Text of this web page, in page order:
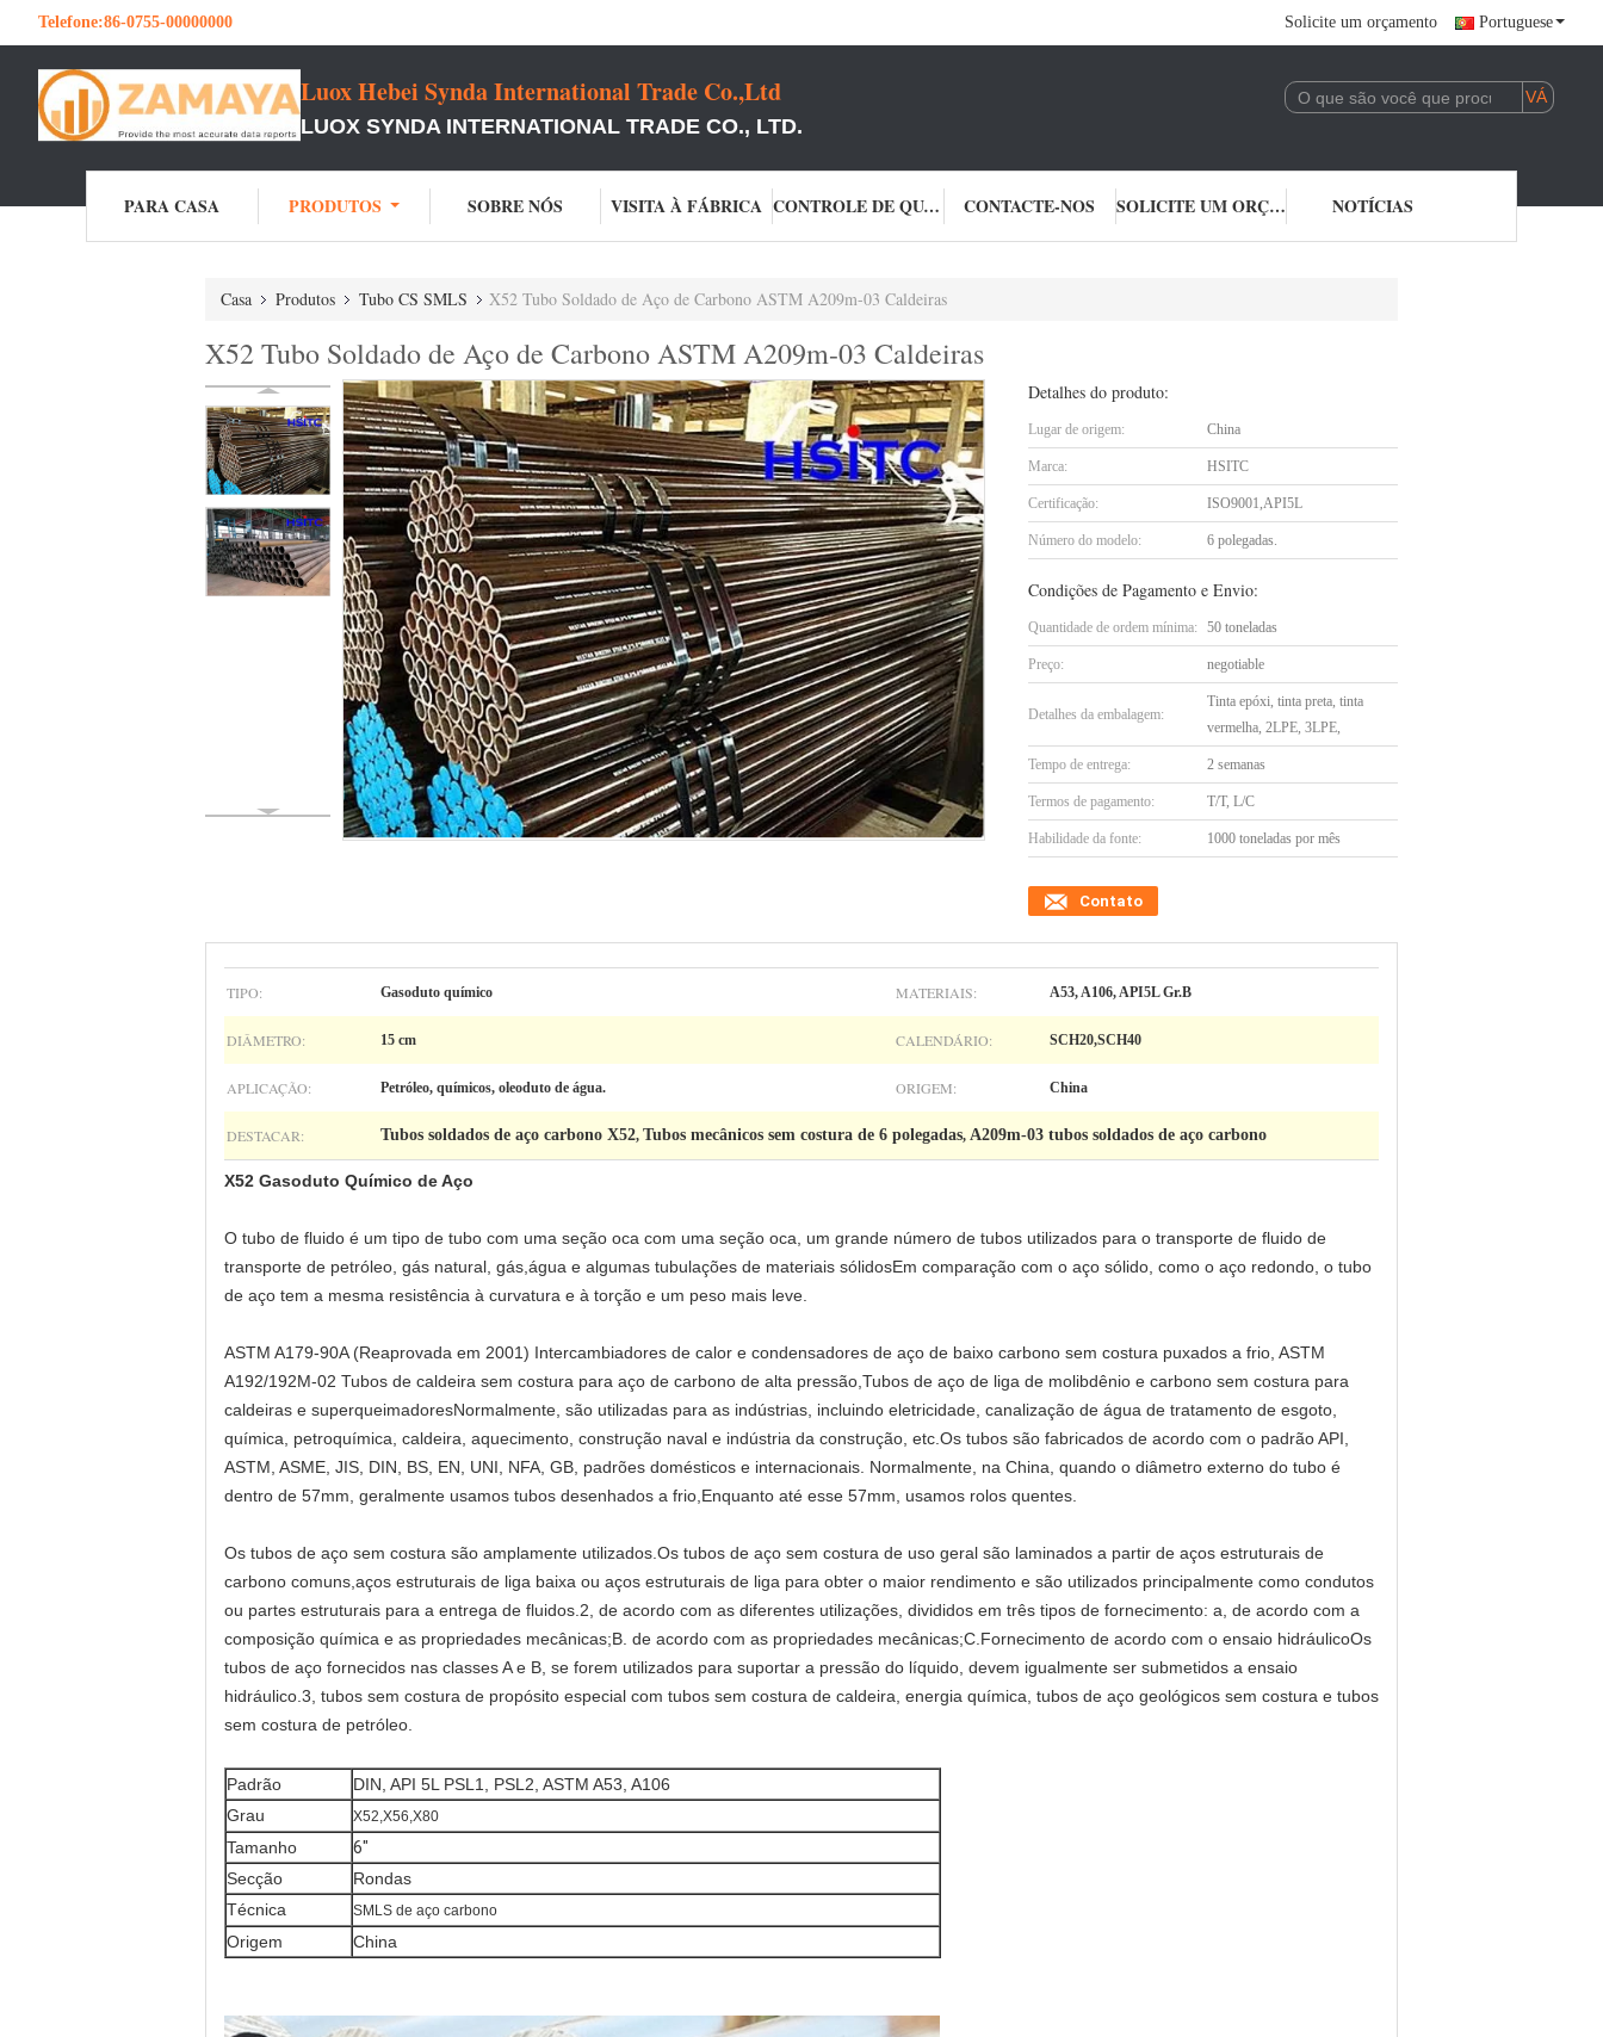
Telefone:86-0755-00000000 Solicite um orçamento Portuguese
Luox Hebei Synda International Trade Co.,Ltd
LUOX SYNDA INTERNATIONAL TRADE CO., LTD.
PARA CASA PRODUTOS SOBRE NÓS VISITA À FÁBRICA CONTROLE DE QUALIDADE CONTACTE-NOS SOLICITE UM ORÇAMENTO NOTÍCIAS
Casa Produtos Tubo CS SMLS X52 Tubo Soldado de Aço de Carbono ASTM A209m-03 Caldeiras
X52 Tubo Soldado de Aço de Carbono ASTM A209m-03 Caldeiras
Detalhes do produto:
Lugar de origem: China
Marca: HSITC
Certificação: ISO9001,API5L
Número do modelo: 6 polegadas.
Condições de Pagamento e Envio:
Quantidade de ordem mínima: 50 toneladas
Preço: negotiable
Detalhes da embalagem:
Tinta epóxi, tinta preta, tinta
vermelha, 2LPE, 3LPE,
Tempo de entrega: 2 semanas
Termos de pagamento: T/T, L/C
Habilidade da fonte: 1000 toneladas por mês
Contato
TIPO: Gasoduto químico MATERIAIS: A53, A106, API5L Gr.B
DIÂMETRO: 15 cm CALENDÁRIO: SCH20,SCH40
APLICAÇÃO: Petróleo, químicos, oleoduto de água. ORIGEM: China
DESTACAR: Tubos soldados de aço carbono X52, Tubos mecânicos sem costura de 6 polegadas, A209m-03 tubos soldados de aço carbono
X52 Gasoduto Químico de Aço
O tubo de fluido é um tipo de tubo com uma seção oca com uma seção oca, um grande número de tubos utilizados para o transporte de fluido de
transporte de petróleo, gás natural, gás,água e algumas tubulações de materiais sólidosEm comparação com o aço sólido, como o aço redondo, o tubo
de aço tem a mesma resistência à curvatura e à torção e um peso mais leve.
ASTM A179-90A (Reaprovada em 2001) Intercambiadores de calor e condensadores de aço de baixo carbono sem costura puxados a frio, ASTM
A192/192M-02 Tubos de caldeira sem costura para aço de carbono de alta pressão,Tubos de aço de liga de molibdênio e carbono sem costura para
caldeiras e superqueimadoresNormalmente, são utilizadas para as indústrias, incluindo eletricidade, canalização de água de tratamento de esgoto,
química, petroquímica, caldeira, aquecimento, construção naval e indústria da construção, etc.Os tubos são fabricados de acordo com o padrão API,
ASTM, ASME, JIS, DIN, BS, EN, UNI, NFA, GB, padrões domésticos e internacionais. Normalmente, na China, quando o diâmetro externo do tubo é
dentro de 57mm, geralmente usamos tubos desenhados a frio,Enquanto até esse 57mm, usamos rolos quentes.
Os tubos de aço sem costura são amplamente utilizados.Os tubos de aço sem costura de uso geral são laminados a partir de aços estruturais de
carbono comuns,aços estruturais de liga baixa ou aços estruturais de liga para obter o maior rendimento e são utilizados principalmente como condutos
ou partes estruturais para a entrega de fluidos.2, de acordo com as diferentes utilizações, divididos em três tipos de fornecimento: a, de acordo com a
composição química e as propriedades mecânicas;B. de acordo com as propriedades mecânicas;C.Fornecimento de acordo com o ensaio hidráulicoOs
tubos de aço fornecidos nas classes A e B, se forem utilizados para suportar a pressão do líquido, devem igualmente ser submetidos a ensaio
hidráulico.3, tubos sem costura de propósito especial com tubos sem costura de caldeira, energia química, tubos de aço geológicos sem costura e tubos
sem costura de petróleo.
Padrão
DIN, API 5L PSL1, PSL2, ASTM A53, A106
Grau
X52,X56,X80
Tamanho
6"
Secção
Rondas
Técnica
SMLS de aço carbono
Origem China